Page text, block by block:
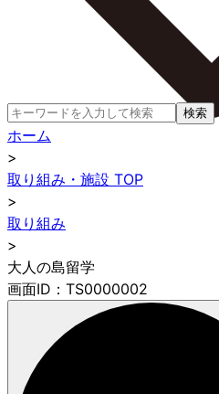
検索
ホーム
>
取り組み・施設 TOP
>
取り組み
>
大人の島留学
画面ID：TS0000002